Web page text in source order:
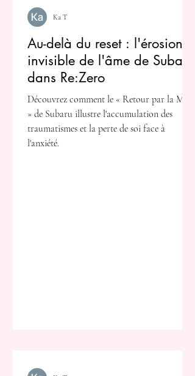
Au-delà du reset : l'érosion
invisible de l'âme de Subaru
dans Re:Zero
Découvrez comment le « Retour par la Mort
» de Subaru illustre l'accumulation des
traumatismes et la perte de soi face à
l'anxiété.
Ka T